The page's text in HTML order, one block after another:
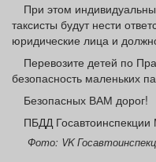
При этом
таксисты будут нести
юридические лица и
Перевозите детей по
безопасность маленьких
Безопасных ВАМ дорог!
ПБДД
Фото: VK